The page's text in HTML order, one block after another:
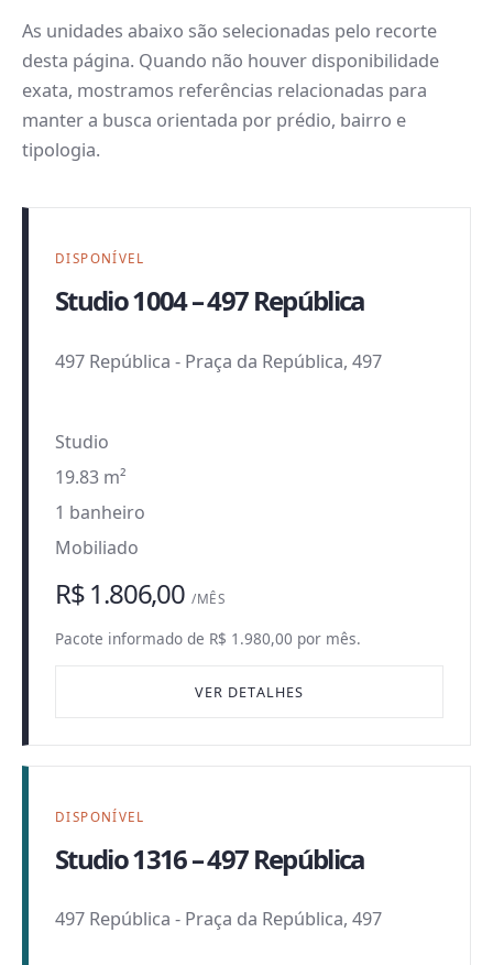
As unidades abaixo são selecionadas pelo recorte
desta página. Quando não houver disponibilidade
exata, mostramos referências relacionadas para
manter a busca orientada por prédio, bairro e
tipologia.
DISPONÍVEL
Studio 1004 – 497 República
497 República - Praça da República, 497
Studio
19.83 m²
1 banheiro
Mobiliado
R$ 1.806,00 /MÊS
Pacote informado de R$ 1.980,00 por mês.
VER DETALHES
DISPONÍVEL
Studio 1316 – 497 República
497 República - Praça da República, 497